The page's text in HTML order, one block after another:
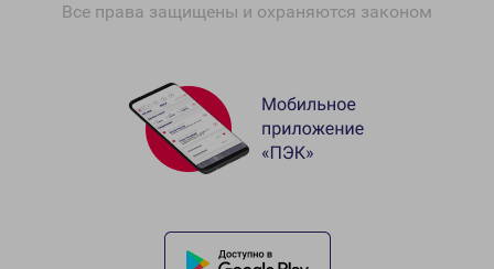
Все права защищены и охраняются законом